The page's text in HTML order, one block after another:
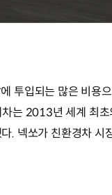
투입되는 많은 비용
는 2013년 세계 최
. 넥쏘가 친환경차 시